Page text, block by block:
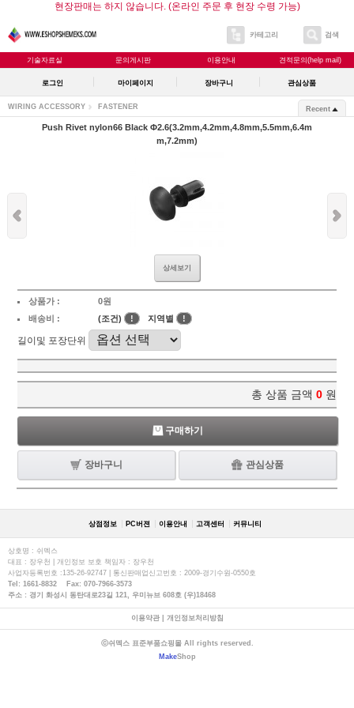
현장판매는 하지 않습니다. (온라인 주문 후 현장 수령 가능)
카테고리 검색
기술자료실 문의게시판 이용안내 견적문의(help mail)
로그인 마이페이지 장바구니 관심상품
WIRING ACCESSORY FASTENER Recent
Push Rivet nylon66 Black Φ2.6(3.2mm,4.2mm,4.8mm,5.5mm,6.4m
m,7.2mm)
상세보기
상품가 :
0원
배송비 :
(조건) ! 지역별 !
길이및 포장단위
총 상품 금액 0 원
구매하기
장바구니 관심상품
상점정보 PC버젼 이용안내 고객센터 커뮤니티
상호명 : 쉬멕스
대표 : 장우천 | 개인정보 보호 책임자 : 장우천
사업자등록번호 :135-26-92747 | 통신판매업신고번호 : 2009-경기수원-0550호
Tel: 1661-8832 Fax: 070-7966-3573
주소 : 경기 화성시 동탄대로23길 121, 우미뉴브 608호 (우)18468
이용약관| 개인정보처리방침
ⓒ쉬멕스 표준부품쇼핑몰 All rights reserved.
MakeShop